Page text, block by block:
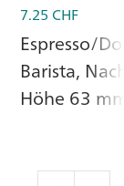
7.25 CHF
Espresso/
Barista,
Höhe 63